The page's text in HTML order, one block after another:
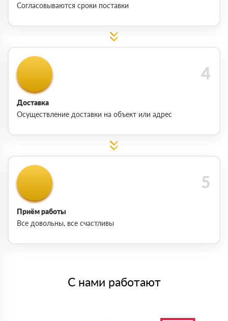
Согласовываются сроки поставки
Доставка
Осуществление доставки на объект или адрес
Приём работы
Все довольны, все счастливы
С нами работают